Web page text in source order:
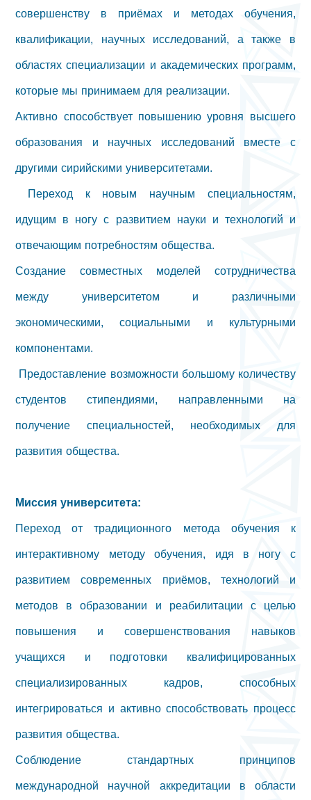
совершенству в приёмах и методах обучения,
квалификации, научных исследований, а также в
областях специализации и академических программ,
которые мы принимаем для реализации.
Активно способствует повышению уровня высшего
образования и научных исследований вместе с
другими сирийскими университетами.
Переход к новым научным специальностям,
идущим в ногу с развитием науки и технологий и
отвечающим потребностям общества.
Создание совместных моделей сотрудничества
между университетом и различными
экономическими, социальными и культурными
компонентами.
Предоставление возможности большому количеству
студентов стипендиями, направленными на
получение специальностей, необходимых для
развития общества.
Миссия университета:
Переход от традиционного метода обучения к
интерактивному методу обучения, идя в ногу с
развитием современных приёмов, технологий и
методов в образовании и реабилитации с целью
повышения и совершенствования навыков
учащихся и подготовки квалифицированных
специализированных кадров, способных
интегрироваться и активно способствовать процесс
развития общества.
Соблюдение стандартных принципов
международной научной аккредитации в области